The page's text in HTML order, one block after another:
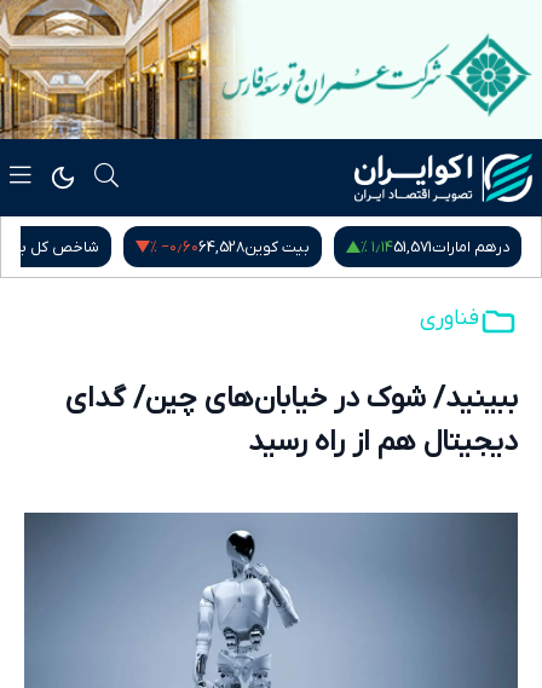
درهم امارات51,571۱٫۱۴ % بیت کوین64,528‎−۰٫۶۰ % شاخص کل
فناوری
ببینید/ شوک در خیابان‌های چین/ گدای
دیجیتال هم از راه رسید